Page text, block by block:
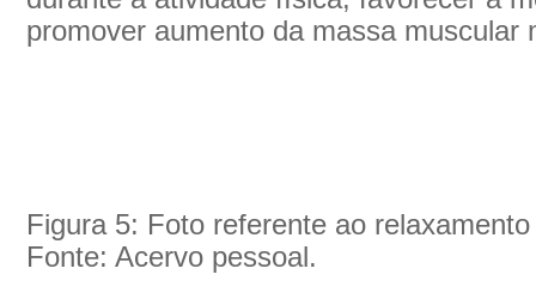
promover aumento da massa muscular
Figura 5: Foto referente ao
Fonte: Acervo pessoal.